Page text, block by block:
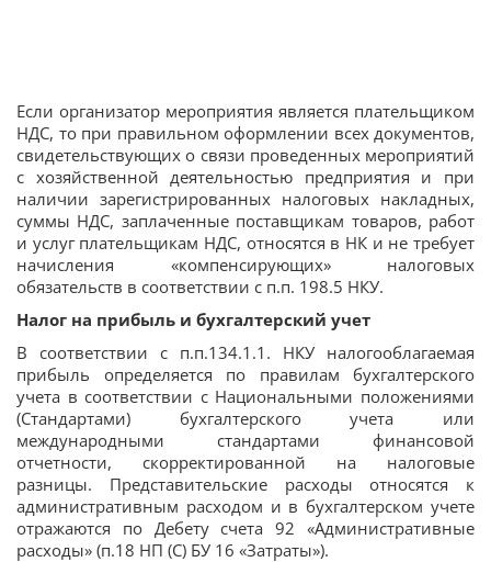
Если организатор мероприятия является плательщиком
НДС, то при правильном оформлении всех документов,
свидетельствующих о связи проведенных мероприятий
с хозяйственной деятельностью предприятия и при
наличии зарегистрированных налоговых накладных,
суммы НДС, заплаченные поставщикам товаров, работ
и услуг плательщикам НДС, относятся в НК и не требует
начисления «компенсирующих» налоговых
обязательств в соответствии с п.п. 198.5 НКУ.
Налог на прибыль и бухгалтерский учет
В соответствии с п.п.134.1.1. НКУ налогооблагаемая
прибыль определяется по правилам бухгалтерского
учета в соответствии с Национальными положениями
(Стандартами) бухгалтерского учета или
международными стандартами финансовой
отчетности, скорректированной на налоговые
разницы. Представительские расходы относятся к
административным расходом и в бухгалтерском учете
отражаются по Дебету счета 92 «Административные
расходы» (п.18 НП (С) БУ 16 «Затраты»).